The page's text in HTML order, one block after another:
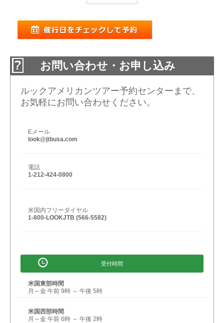
お問い合わせ・お申し込み
ルックアメリカンツアー予約センターまで、
お気軽にお問い合わせください。
Eメール
look@jtbusa.com
電話
1-212-424-0800
米国内フリーダイヤル
1-800-LOOKJTB (566-5582)
受付時間
米国東部時間
月～金 午前 9時 ～ 午後 5時
米国西部時間
月～金 午前 6時 ～ 午後 2時